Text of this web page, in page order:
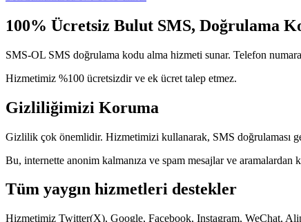
100% Ücretsiz Bulut SMS, Doğrulama
SMS-OL SMS doğrulama kodu alma hizmeti sunar. Telefon
Hizmetimiz %100 ücretsizdir ve ek ücret talep etmez.
Gizliliğimizi Koruma
Gizlilik çok önemlidir. Hizmetimizi kullanarak, SMS doğrulaması
Bu, internette anonim kalmanıza ve spam mesajlar ve aramalardan
Tüm yaygın hizmetleri destekler
Hizmetimiz Twitter(X), Google, Facebook, Instagram, WeChat,